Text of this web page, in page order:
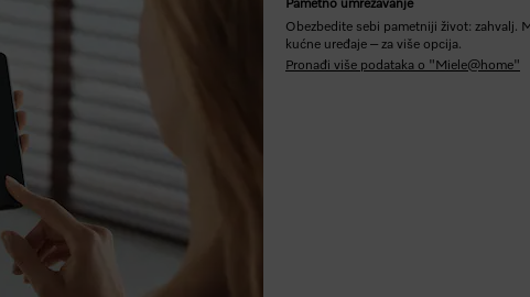
Pametno umrežavanje
Obezbedite sebi pametniji život: zahvalj.
kućne uređaje – za više opcija.
Pronađi više podataka o "Miele@home"